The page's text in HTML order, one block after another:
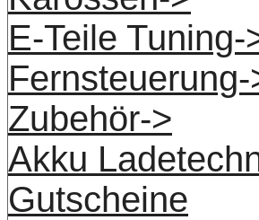
E-Teile Tuning-
Fernsteuerung-
Zubehör->
Akku
Gutscheine